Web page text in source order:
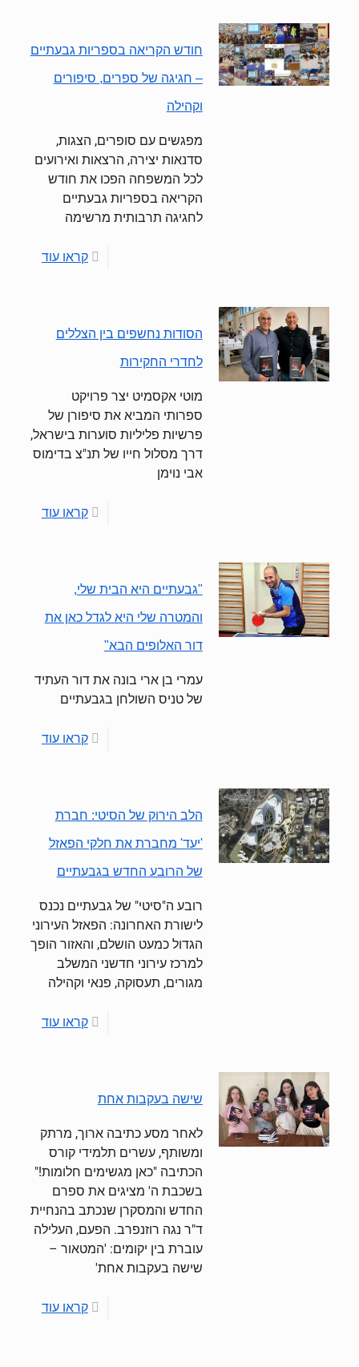
חודש הקריאה בספריות גבעתיים
– חגיגה של ספרים, סיפורים
וקהילה
מפגשים עם סופרים, הצגות,
סדנאות יצירה, הרצאות ואירועים
לכל המשפחה הפכו את חודש
הקריאה בספריות גבעתיים
לחגיגה תרבותית מרשימה
קראו עוד
הסודות נחשפים בין הצללים
לחדרי החקירות
מוטי אקסמיט יצר פרויקט
ספרותי המביא את סיפורן של
פרשיות פליליות סוערות בישראל,
דרך מסלול חייו של תנ"צ בדימוס
אבי נוימן
קראו עוד
"גבעתיים היא הבית שלי,
והמטרה שלי היא לגדל כאן את
דור האלופים הבא"
עמרי בן ארי בונה את דור העתיד
של טניס השולחן בגבעתיים
קראו עוד
הלב הירוק של הסיטי: חברת
'יעד' מחברת את חלקי הפאזל
של הרובע החדש בגבעתיים
רובע ה"סיטי" של גבעתיים נכנס
לישורת האחרונה: הפאזל העירוני
הגדול כמעט הושלם, והאזור הופך
למרכז עירוני חדשני המשלב
מגורים, תעסוקה, פנאי וקהילה
קראו עוד
שישה בעקבות אחת
לאחר מסע כתיבה ארוך, מרתק
ומשותף, עשרים תלמידי קורס
הכתיבה "כאן מגשימים חלומות!"
בשכבת ה' מציגים את ספרם
החדש והמסקרן שנכתב בהנחיית
ד"ר נגה רוזנפרב. הפעם, העלילה
עוברת בין יקומים: 'המטאור –
שישה בעקבות אחת'
קראו עוד